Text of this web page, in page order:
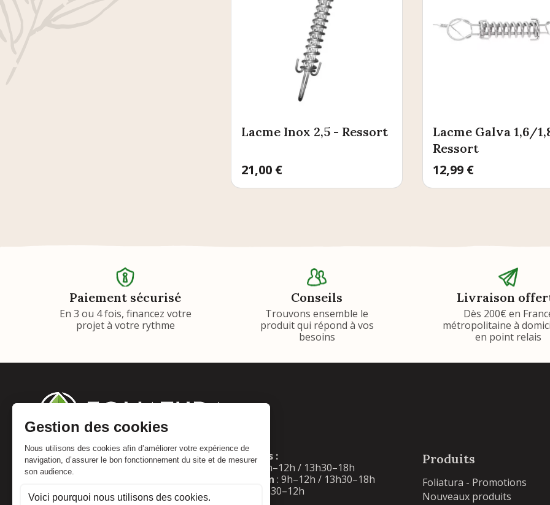
Lacme Inox 2,5 - Ressort
Prix
21,00 €
Lacme Galva 1,6/
Ressort
Prix
12,99 €
Paiement sécurisé
En 3 ou 4 fois, financez votre
projet à votre rythme
Conseils
Trouvons ensemble le
produit qui répond à vos
besoins
Livraison
Dès 200€ en
métropolitaine à
en point relais
Adresse :
Foliatura
67560 Rosheim
Horaires :
: 10h–12h / 13h30–18h
Mar–Ven : 9h–12h / 13h30–18h
: 8h30–12h
Produits
Foliatura - Promotions
Nouveaux produits